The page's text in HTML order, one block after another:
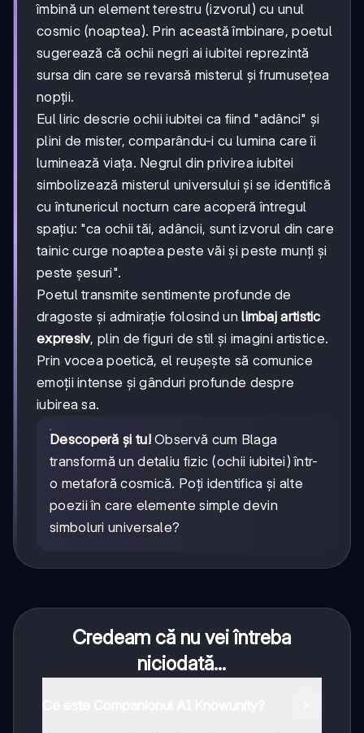
îmbină un element terestru (izvorul) cu unul
cosmic (noaptea). Prin această îmbinare, poetul
sugerează că ochii negri ai iubitei reprezintă
sursa din care se revarsă misterul și frumusețea
nopții.
Eul liric descrie ochii iubitei ca fiind "adânci" și
plini de mister, comparându-i cu lumina care îi
luminează viața. Negrul din privirea iubitei
simbolizează misterul universului și se identifică
cu întunericul nocturn care acoperă întregul
spațiu: "ca ochii tăi, adâncii, sunt izvorul din care
tainic curge noaptea peste văi și peste munți și
peste șesuri".
Poetul transmite sentimente profunde de
dragoste și admirație folosind unlimbaj artistic
expresiv, plin de figuri de stil și imagini artistice.
Prin vocea poetică, el reușește să comunice
emoții intense și gânduri profunde despre
iubirea sa.
Descoperă și tu!Observă cum Blaga
transformă un detaliu fizic (ochii iubitei) într-
o metaforă cosmică. Poți identifica și alte
poezii în care elemente simple devin
simboluri universale?
Credeam că nu vei întreba
niciodată...